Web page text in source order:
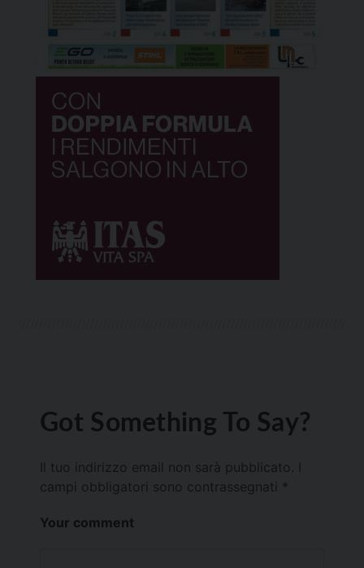
Got Something To Say?
Il tuo indirizzo email non sarà pubblicato.
campi obbligatori sono contrassegnati *
Your comment